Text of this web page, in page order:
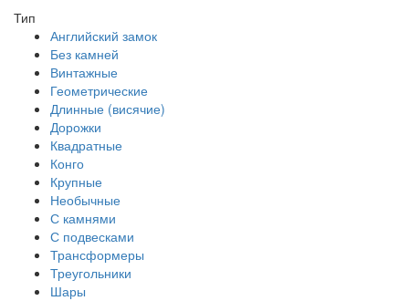
Тип
Английский замок
Без камней
Винтажные
Геометрические
Длинные (висячие)
Дорожки
Квадратные
Конго
Крупные
Необычные
С камнями
С подвесками
Трансформеры
Треугольники
Шары